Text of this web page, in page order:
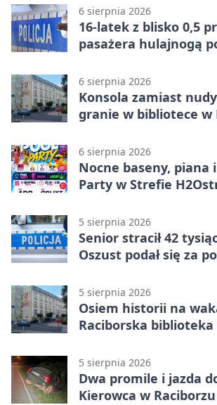
6 sierpnia 2026
16-latek z blisko 0,5
pasażera hulajnogą
6 sierpnia 2026
Konsola zamiast
granie w bibliotece w
6 sierpnia 2026
Nocne baseny, piana
Party w Strefie
5 sierpnia 2026
Senior stracił 42
Oszust podał się za
5 sierpnia 2026
Osiem historii na
Raciborska
5 sierpnia 2026
Dwa promile i jazda
Kierowca w